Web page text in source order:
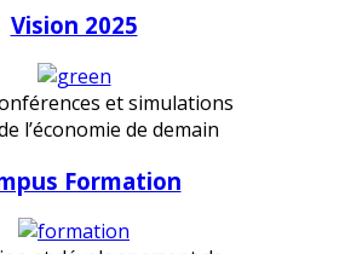
Vision 2025
et simulations
l’économie de demain
Formation